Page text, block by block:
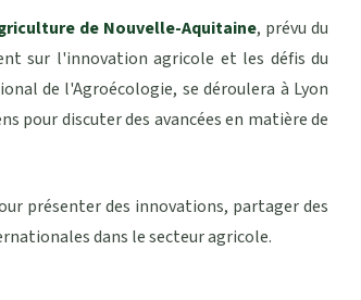
de Nouvelle-Aquitaine, prévu du
sur l'innovation agricole et les défis du
de l'Agroécologie, se déroulera à Lyon
pour discuter des avancées en matière de
présenter des innovations, partager des
dans le secteur agricole.